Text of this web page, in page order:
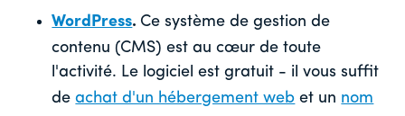
WordPress. Ce système de gestion de
contenu (CMS) est au cœur de toute
l'activité. Le logiciel est gratuit - il vous suffit
deachat d'un hébergement web et un nom